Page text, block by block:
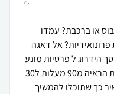
או ברכבת? עמדו
אל דאגה
הידרוג ל פרטיות מונע
הצצות למסך שלכם, מצמצם את נקודת הראיה מ90 מעלות ל30
כך שתוכלו להמשיך